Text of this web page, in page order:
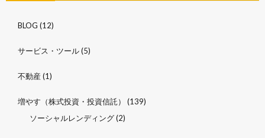
BLOG (12)
サービス・ツール(5)
不動産(1)
増やす（株式投資・投資信託）
(139)
ソーシャルレンディング(2)